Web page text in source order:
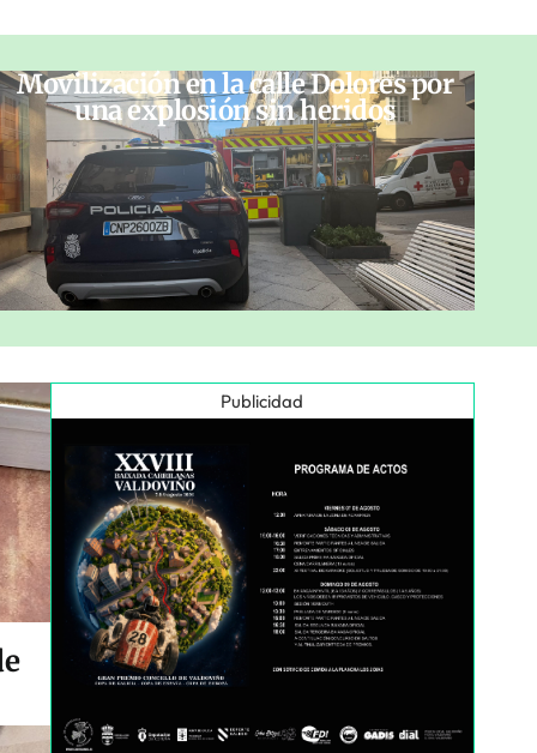
Movilización en la calle Dolores por
una explosión sin heridos
Publicidad